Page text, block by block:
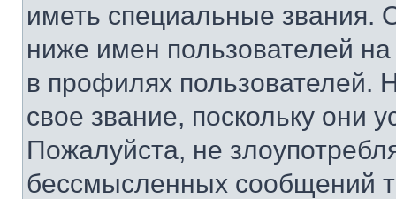
иметь специальные звания.
ниже имен пользователей
в профилях
свое звание, поскольку они
Пожалуйста, не
бессмысленных сообщений